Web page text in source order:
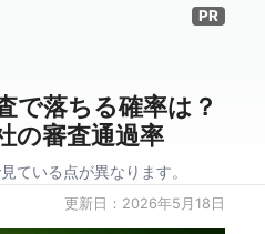
で落ちる確率は？
の審査通過率
ている点が異なります。
更新日： 2026年5月18日